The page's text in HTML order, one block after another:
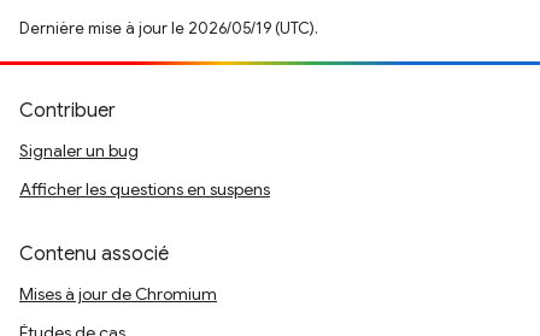
Dernière mise à jour le 2026/05/19 (UTC).
Contribuer
Signaler un bug
Afficher les questions en suspens
Contenu associé
Mises à jour de Chromium